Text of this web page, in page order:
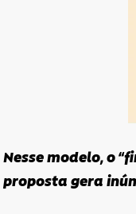
Nesse modelo, o
proposta gera